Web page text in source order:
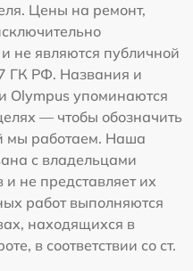
Цены на ремонт,
не являются публичной
ГК РФ. Названия и
Olympus упоминаются
— чтобы обозначить
мы работаем. Наша
с владельцами
не представляет их
работ выполняются
находящихся в
в соответствии со ст.